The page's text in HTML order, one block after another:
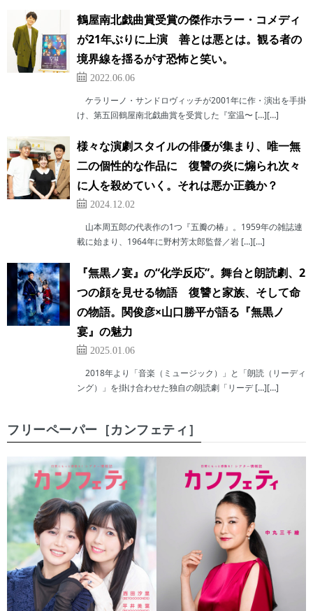
鶴屋南北戯曲賞受賞の傑作ホラー・コメディ
が21年ぶりに上演 善とは悪とは。観る者の
境界線を揺るがす恐怖と笑い。
2022.06.06
ケラリーノ・サンドロヴィッチが2001年に作・演出を手掛
け、第五回鶴屋南北戯曲賞を受賞した『室温〜 […][…]
様々な演劇スタイルの俳優が集まり、唯一無
二の個性的な作品に 復讐の炎に煽られ次々
に人を殺めていく。それは悪か正義か？
2024.12.02
山本周五郎の代表作の1つ『五瓣の椿』。1959年の雑誌連
載に始まり、1964年に野村芳太郎監督／岩 […][…]
『無黒ノ宴』の“化学反応”。舞台と朗読劇、2
つの顔を見せる物語 復讐と家族、そして命
の物語。関俊彦×山口勝平が語る『無黒ノ
宴』の魅力
2025.01.06
2018年より「音楽（ミュージック）」と「朗読（リーディ
ング）」を掛け合わせた独自の朗読劇「リーデ […][…]
フリーペーパー［カンフェティ］